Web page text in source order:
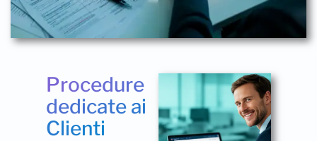
Procedure
dedicate ai
Clienti